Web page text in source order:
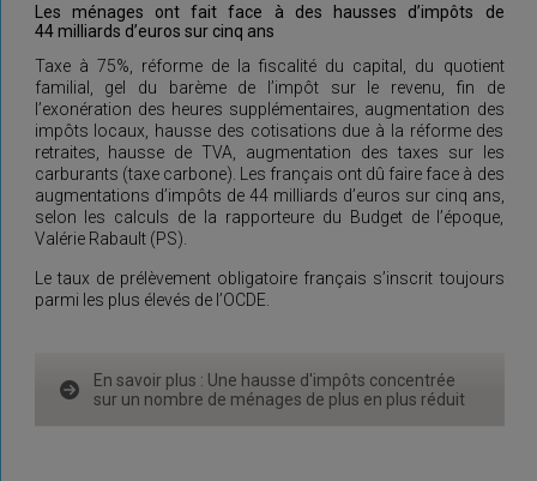
Les ménages ont fait face à des hausses d’impôts de
44 milliards d’euros sur cinq ans
Taxe à 75%, réforme de la fiscalité du capital, du quotient
familial, gel du barème de l’impôt sur le revenu, fin de
l’exonération des heures supplémentaires, augmentation des
impôts locaux, hausse des cotisations due à la réforme des
retraites, hausse de TVA, augmentation des taxes sur les
carburants (taxe carbone). Les français ont dû faire face à des
augmentations d’impôts de 44 milliards d’euros sur cinq ans,
selon les calculs de la rapporteure du Budget de l’époque,
Valérie Rabault (PS).
Le taux de prélèvement obligatoire français s’inscrit toujours
parmi les plus élevés de l’OCDE.
En savoir plus : Une hausse d'impôts concentrée
sur un nombre de ménages de plus en plus réduit